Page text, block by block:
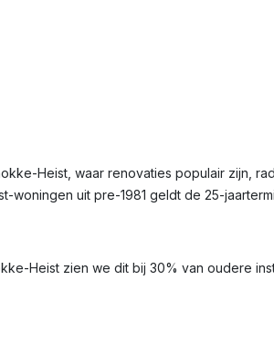
Heist, waar renovaties populair zijn,
woningen uit pre-1981 geldt de 25-
Heist zien we dit bij 30% van oudere